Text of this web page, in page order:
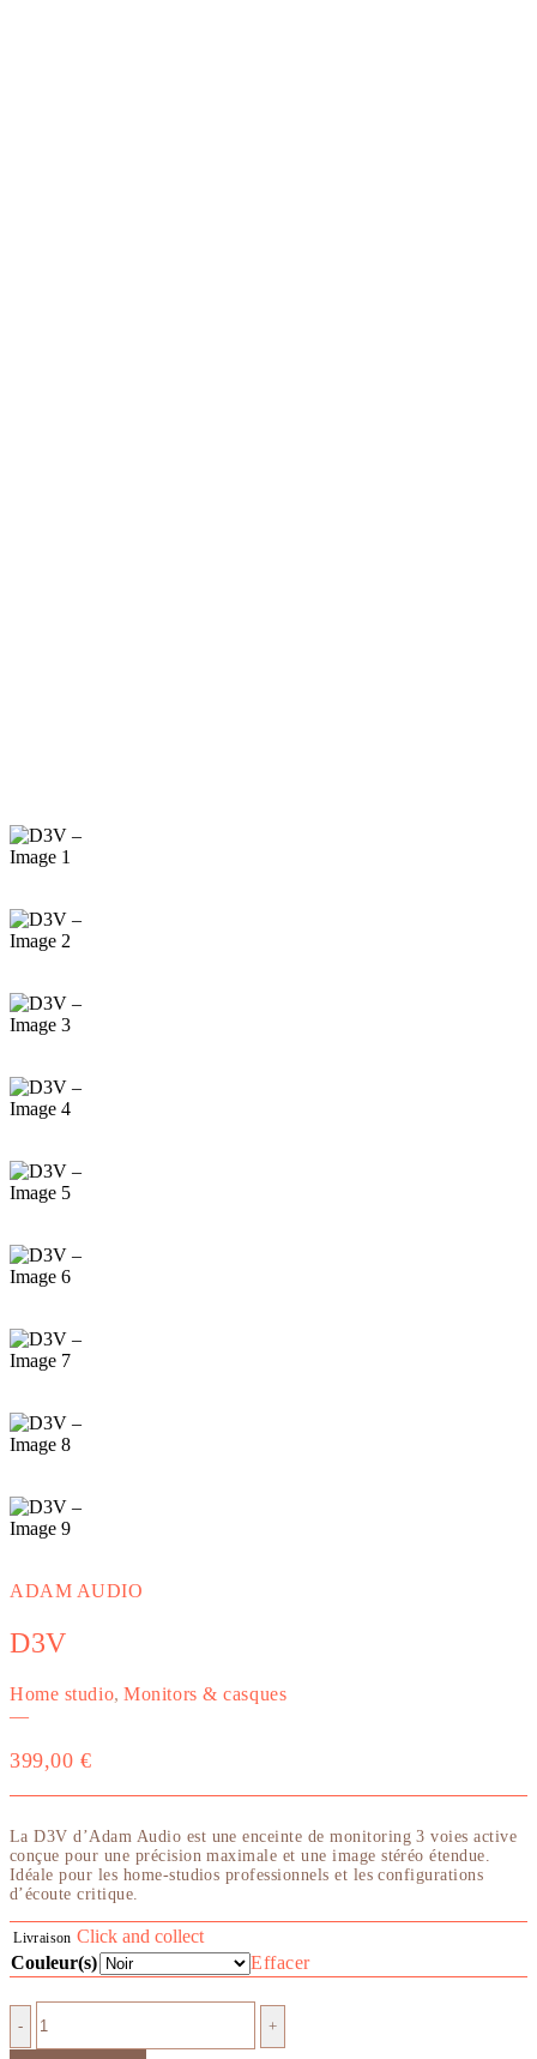
ADAM AUDIO
D3V
Home studio,Monitors & casques
—
399,00 €
La D3V d’Adam Audio est une enceinte de monitoring 3 voies active
conçue pour une précision maximale et une image stéréo étendue.
Idéale pour les home-studios professionnels et les configurations
d’écoute critique.
Livraison Click and collect
Couleur(s)
Effacer
- +